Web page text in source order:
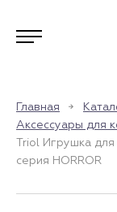
Главная
Аксессуары для
Triol Игрушка для
серия HORROR